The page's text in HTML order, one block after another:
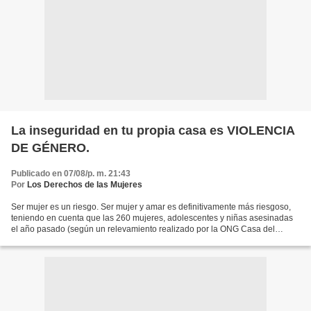
La inseguridad en tu propia casa es VIOLENCIA
DE GÉNERO.
Publicado en 07/08/p. m. 21:43
Por Los Derechos de las Mujeres
Ser mujer es un riesgo. Ser mujer y amar es definitivamente más riesgoso,
teniendo en cuenta que las 260 mujeres, adolescentes y niñas asesinadas
el año pasado (según un relevamiento realizado por la ONG Casa del